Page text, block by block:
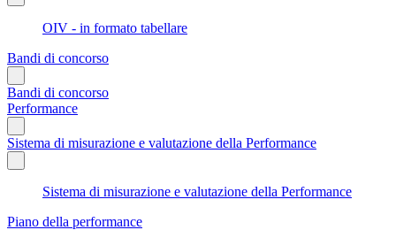
OIV - in formato tabellare
Bandi di concorso
Bandi di concorso
Performance
Sistema di misurazione e valutazione della Performance
Sistema di misurazione e valutazione della Performance
Piano della performance